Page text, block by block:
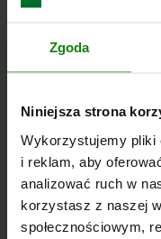
Zgoda
Niniejsza strona
Wykorzystujemy pliki
i reklam, aby
analizować ruch w
korzystasz z naszej
społecznościowym,
5) Śruba
6) Tuleja
7) Śruba z łbem
8) 1 zestaw tulei